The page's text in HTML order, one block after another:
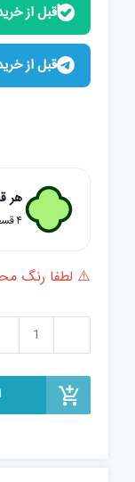
قبل از
قبل از
هر
۴ قسط ماهانه. بدون سود، چک و ضامن.
⚠️ لطفا رنگ
عینک
کاوردار
نوو